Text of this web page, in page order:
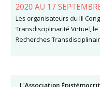
2020 AU 17
Les organisateurs du III
Transdisciplinarité Virtuel,
Recherches
L'Association